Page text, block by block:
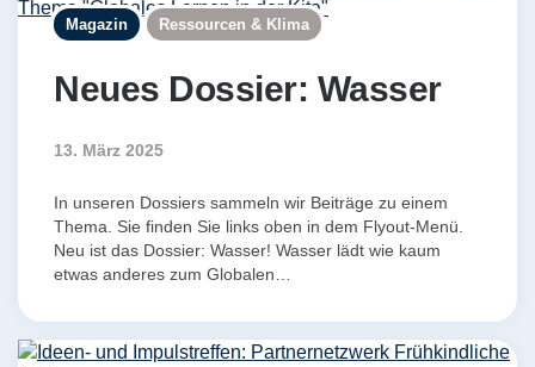
Magazin Ressourcen & Klima
Neues Dossier: Wasser
13. März 2025
In unseren Dossiers sammeln wir Beiträge zu einem
Thema. Sie finden Sie links oben in dem Flyout-Menü.
Neu ist das Dossier: Wasser! Wasser lädt wie kaum
etwas anderes zum Globalen…